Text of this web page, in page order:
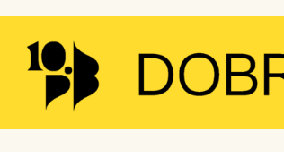
Přeskočit
obsah